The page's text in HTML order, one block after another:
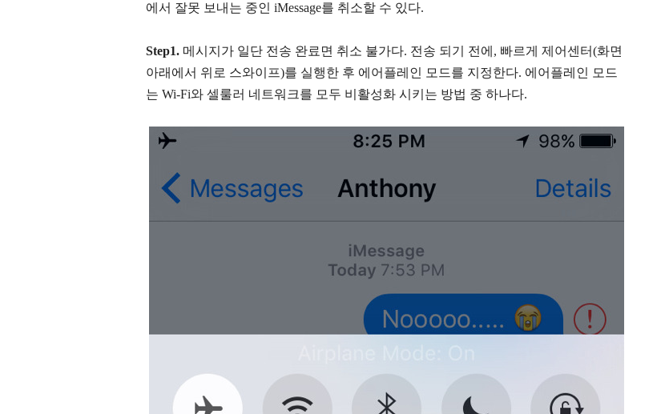
에서 잘못 보내는 중인 iMessage를 취소할 수 있다.
Step1. 메시지가 일단 전송 완료면 취소 불가다. 전송 되기 전에, 빠르게 제어센터(화면
아래에서 위로 스와이프)를 실행한 후 에어플레인 모드를 지정한다. 에어플레인 모드
는 Wi-Fi와 셀룰러 네트워크를 모두 비활성화 시키는 방법 중 하나다.